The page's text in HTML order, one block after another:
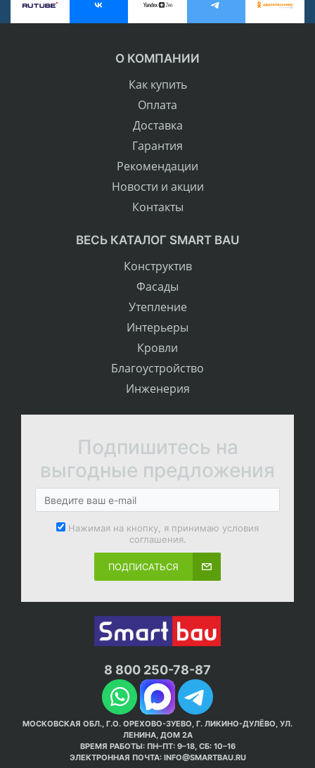
О КОМПАНИИ
Как купить
Оплата
Доставка
Гарантия
Рекомендации
Новости и акции
Контакты
ВЕСЬ КАТАЛОГ SMART BAU
Конструктив
Фасады
Утепление
Интерьеры
Кровли
Благоустройство
Инженерия
Подпишитесь на
выгодные предложения
Нажимая на кнопку, я принимаю условия
соглашения.
ПОДПИСАТЬСЯ
8 800 250-78-87
МОСКОВСКАЯ ОБЛ., Г.О. ОРЕХОВО-ЗУЕВО, Г. ЛИКИНО-ДУЛЁВО, УЛ.
ЛЕНИНА, ДОМ 2А
ВРЕМЯ РАБОТЫ: ПН–ПТ: 9–18, СБ: 10–16
ЭЛЕКТРОННАЯ ПОЧТА: INFO@SMARTBAU.RU